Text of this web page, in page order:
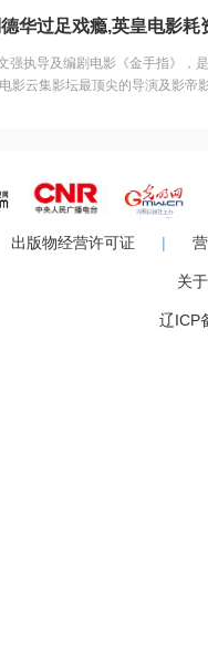
华过足戏瘾,英皇电影耗
强执导及编剧电影《金手指》，
影云集影坛最顶尖的导演及影帝
出版物经营许可证 |
关
辽ICP